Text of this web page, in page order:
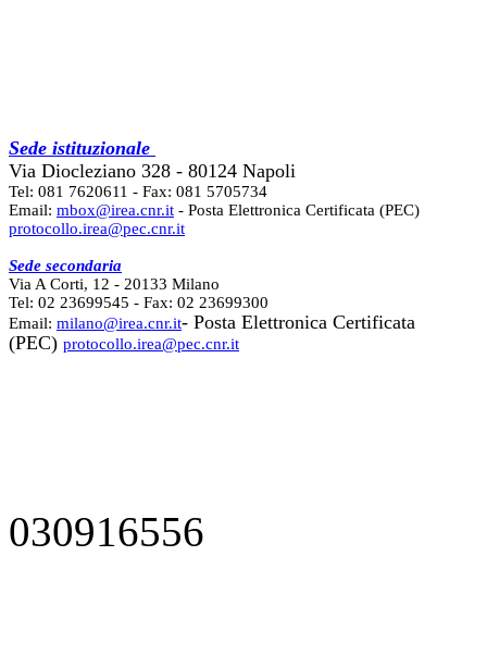
Sede istituzionale
Via Diocleziano 328 - 80124 Napoli
Tel: 081 7620611 - Fax: 081 5705734
Email: mbox@irea.cnr.it - Posta Elettronica Certificata (PEC)
protocollo.irea@pec.cnr.it
Sede secondaria
Via A Corti, 12 - 20133 Milano
Tel: 02 23699545 - Fax: 02 23699300
Email: milano@irea.cnr.it- Posta Elettronica Certificata
(PEC) protocollo.irea@pec.cnr.it
030916556